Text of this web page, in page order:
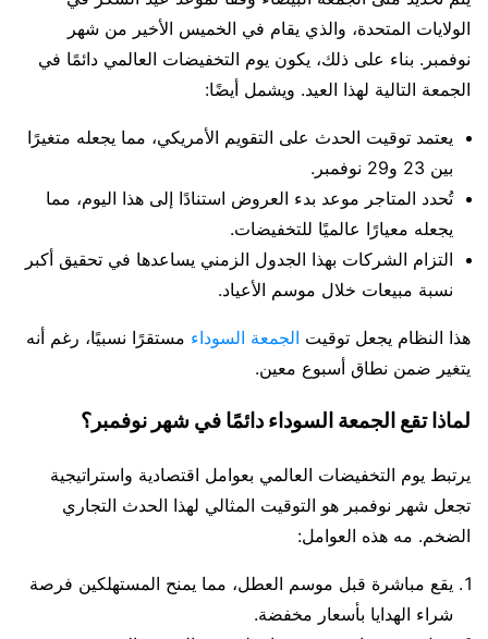
الولايات المتحدة، والذي يقام في الخميس الأخير من شهر
نوفمبر. بناء على ذلك، يكون يوم التخفيضات العالمي دائمًا في
الجمعة التالية لهذا العيد. ويشمل أيضًا:
يعتمد توقيت الحدث على التقويم الأمريكي، مما يجعله متغيرًا
بين 23 و29 نوفمبر.
تُحدد المتاجر موعد بدء العروض استنادًا إلى هذا اليوم، مما
يجعله معيارًا عالميًا للتخفيضات.
التزام الشركات بهذا الجدول الزمني يساعدها في تحقيق أكبر
نسبة مبيعات خلال موسم الأعياد.
هذا النظام يجعل توقيت الجمعة السوداء مستقرًا نسبيًا، رغم أنه
يتغير ضمن نطاق أسبوع معين.
لماذا تقع الجمعة السوداء دائمًا في شهر نوفمبر؟
يرتبط يوم التخفيضات العالمي بعوامل اقتصادية واستراتيجية
تجعل شهر نوفمبر هو التوقيت المثالي لهذا الحدث التجاري
الضخم. مه هذه العوامل:
يقع مباشرة قبل موسم العطل، مما يمنح المستهلكين فرصة
شراء الهدايا بأسعار مخفضة.